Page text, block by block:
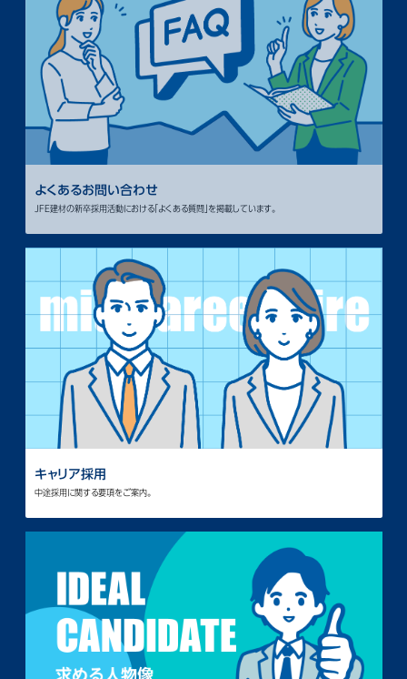
よくあるお問い合わせ
JFE建材の新卒採用活動における「よくある質問」を掲載しています。
キャリア採用
中途採用に関する要項をご案内。